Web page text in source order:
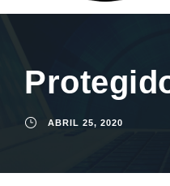
ABRIL 25, 2020